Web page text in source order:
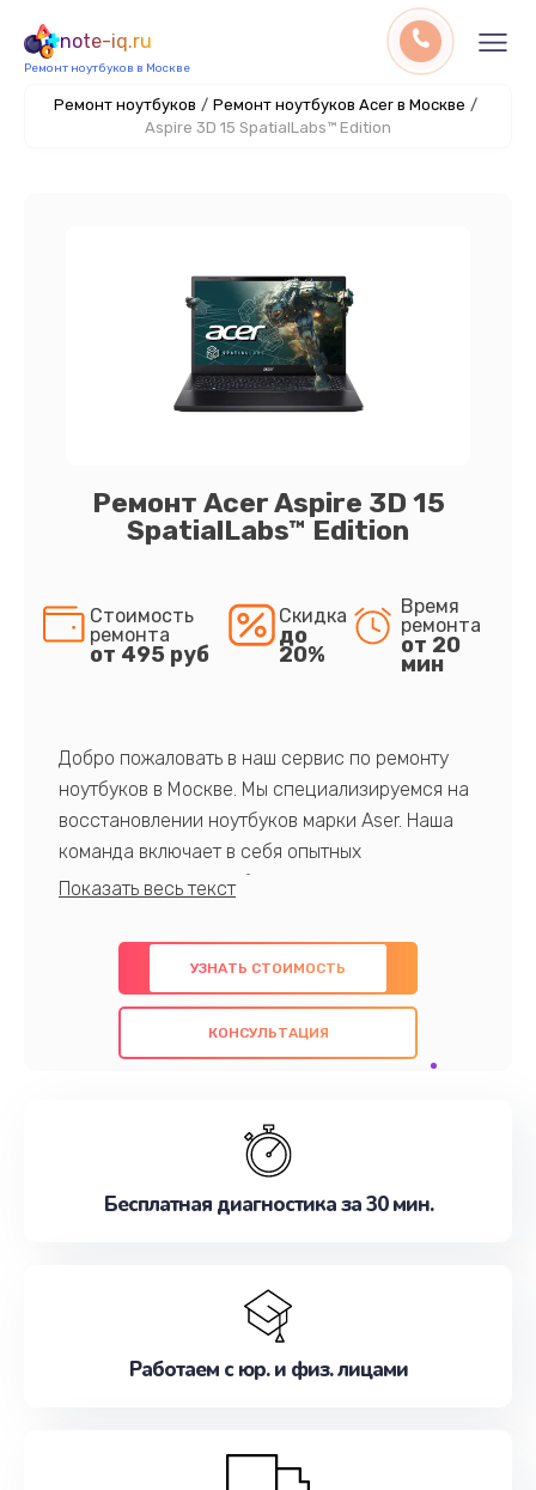
note-iq.ru
Ремонт ноутбуков в Москве
Ремонт ноутбуков / Ремонт ноутбуков Acer в Москве /
Aspire 3D 15 SpatialLabs™ Edition
Ремонт Acer Aspire 3D 15
SpatialLabs™ Edition
Стоимость
ремонта
от 495 руб
Скидка
до
20%
Время
ремонта
от 20
мин
Добро пожаловать в наш сервис по ремонту
ноутбуков в Москве. Мы специализируемся на
восстановлении ноутбуков марки Aser. Наша
команда включает в себя опытных
профессионалов с обширными знаниями и
предлагаем быстрый и качественный ремонт с
использованием оригинальных компонентов, а
также гарантируем качество всех
проведенных работ. Наша цель - предоставить
наилучшим образом. Не медлите записаться на
УЗНАТЬ СТОИМОСТЬ
КОНСУЛЬТАЦИЯ
Бесплатная диагностика за 30 мин.
Работаем с юр. и физ. лицами